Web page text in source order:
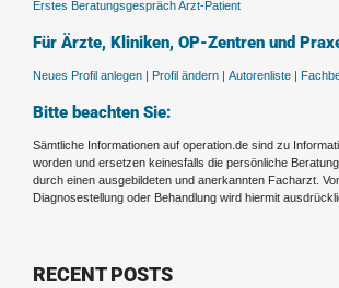
Erstes Beratungsgespräch Arzt-Patient
Für Ärzte, Kliniken, OP-Zentren und
Neues Profil anlegen | Profil ändern | Autorenliste |
Bitte beachten Sie:
Sämtliche Informationen auf operation.de sind zu
worden und ersetzen keinesfalls die persönliche
durch einen ausgebildeten und anerkannten Facharzt.
Diagnosestellung oder Behandlung wird hiermit
RECENT POSTS